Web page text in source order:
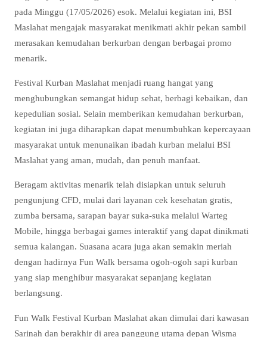
pada Minggu (17/05/2026) esok. Melalui kegiatan ini, BSI
Maslahat mengajak masyarakat menikmati akhir pekan sambil
merasakan kemudahan berkurban dengan berbagai promo
menarik.
Festival Kurban Maslahat menjadi ruang hangat yang
menghubungkan semangat hidup sehat, berbagi kebaikan, dan
kepedulian sosial. Selain memberikan kemudahan berkurban,
kegiatan ini juga diharapkan dapat menumbuhkan kepercayaan
masyarakat untuk menunaikan ibadah kurban melalui BSI
Maslahat yang aman, mudah, dan penuh manfaat.
Beragam aktivitas menarik telah disiapkan untuk seluruh
pengunjung CFD, mulai dari layanan cek kesehatan gratis,
zumba bersama, sarapan bayar suka-suka melalui Warteg
Mobile, hingga berbagai games interaktif yang dapat dinikmati
semua kalangan. Suasana acara juga akan semakin meriah
dengan hadirnya Fun Walk bersama ogoh-ogoh sapi kurban
yang siap menghibur masyarakat sepanjang kegiatan
berlangsung.
Fun Walk Festival Kurban Maslahat akan dimulai dari kawasan
Sarinah dan berakhir di area panggung utama depan Wisma